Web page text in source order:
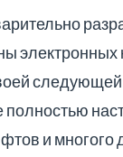
электронных
следующей
и многого